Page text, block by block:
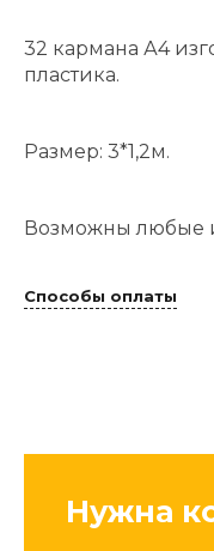
32 кармана А4
пластика.
Размер: 3*1,2м.
Возможны любые
Способы оплаты
Нужна